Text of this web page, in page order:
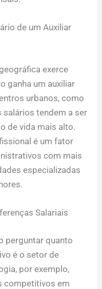
de um Auxiliar
exerce
ganha um auxiliar
urbanos, como
salários tendem a ser
de vida mais alto.
é um fator
com mais
especializadas
Salariais
perguntar quanto
é o setor de
por exemplo,
competitivos em